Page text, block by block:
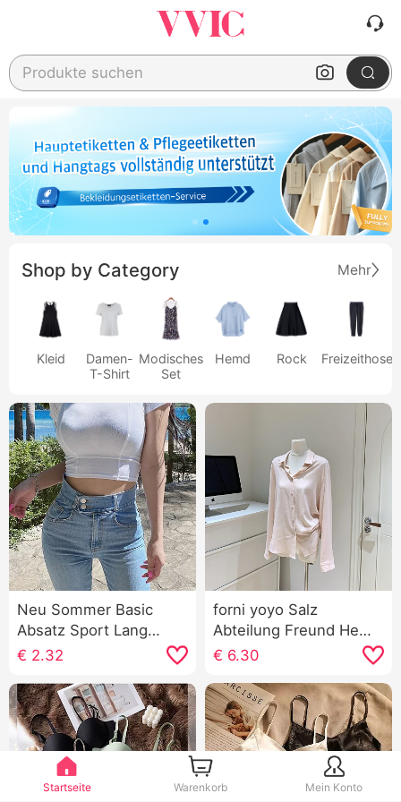
Produkte suchen
Shop by Category Mehr
Kleid
Damen-
T-Shirt
Modisches
Set
Hemd Rock Freizeithose
Neu Sommer Basic
Absatz Sport Lang
Kurzarm Damen
Tau Nabel Kurz Fitness
Kleidung Tanz
Performance Top tee
€ 2.32
forni yoyo Salz
Abteilung Freund Hemd
Tag 嘫 Leinen Langarm
Wind Hemd
€ 6.30
Startseite Warenkorb Mein Konto